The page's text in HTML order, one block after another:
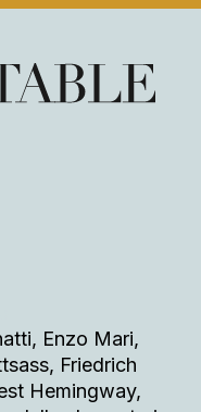
Enzo Mari,
Friedrich
Hemingway,